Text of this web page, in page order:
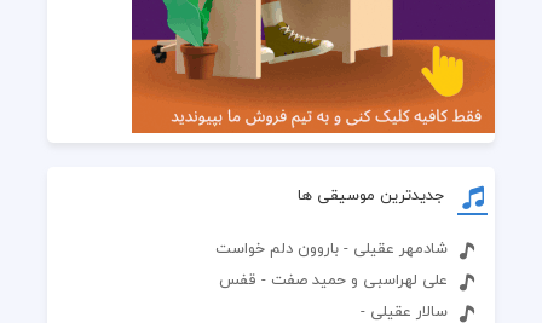
جدیدترین موسیقی ها
شادمهر عقیلی - باروون دلم خواست
علی لهراسبی و حمید صفت - قفس
سالار عقیلی -